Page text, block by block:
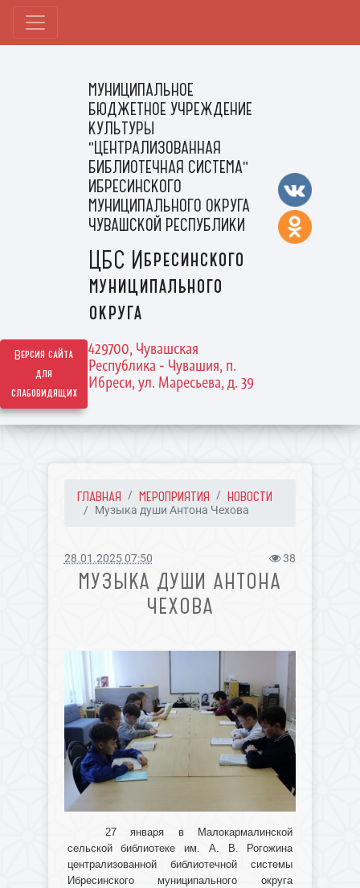
Версия сайта
для
слабовидящих
МУНИЦИПАЛЬНОЕ
БЮДЖЕТНОЕ УЧРЕЖДЕНИЕ
КУЛЬТУРЫ
"ЦЕНТРАЛИЗОВАННАЯ
БИБЛИОТЕЧНАЯ СИСТЕМА"
ИБРЕСИНСКОГО
МУНИЦИПАЛЬНОГО ОКРУГА
ЧУВАШСКОЙ РЕСПУБЛИКИ
ЦБС Ибресинского
муниципального
округа
429700, Чувашская
Республика - Чувашия, п.
Ибреси, ул. Маресьева, д. 39
ГЛАВНАЯ МЕРОПРИЯТИЯ НОВОСТИ
Музыка души Антона Чехова
28.01.2025 07:50 38
МУЗЫКА ДУШИ АНТОНА
ЧЕХОВА
27 января в Малокармалинской
сельской библиотеке им. А. В. Рогожина
централизованной библиотечной системы
Ибресинского муниципального округа